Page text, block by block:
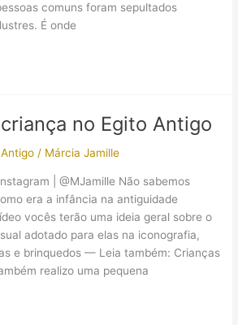
comuns foram sepultados
É onde
no Egito Antigo
/ Márcia Jamille
| @MJamille Não sabemos
era a infância na antiguidade
vocês terão uma ideia geral sobre o
adotado para elas na iconografia,
e brinquedos — Leia também: Crianças
realizo uma pequena